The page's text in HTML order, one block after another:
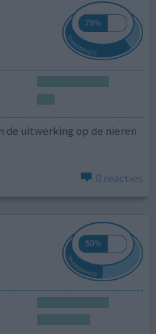
de uitwerking op de nieren
0 reacties